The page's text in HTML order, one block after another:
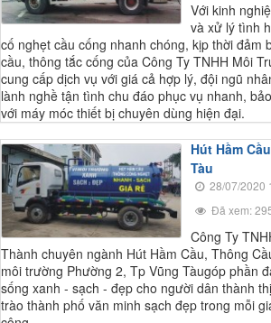
Với kinh
và xử lý tình
cố nghẹt cầu cống nhanh chóng, kịp thời đảm
cầu, thông tắc cống của Công Ty TNHH Môi
cung cấp dịch vụ với giá cả hợp lý, đội ngũ
lành nghề tận tình chu đáo phục vụ nhanh,
với máy móc thiết bị chuyên dùng hiện đại.
Hút Hầm
Tàu
28/07/2020
Đã xem:
Công Ty
Thành chuyên ngành Hút Hầm Cầu, Thông
môi trường Phường 2, Tp Vũng Tàugóp phần
sống xanh - sạch - đẹp cho người dân thành
trào thành phố văn minh sạch đẹp trong mỗi